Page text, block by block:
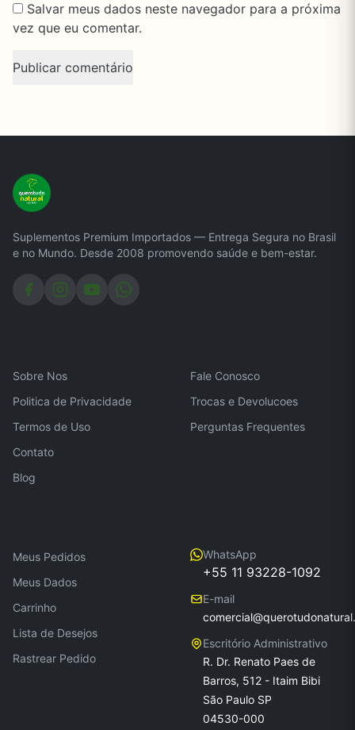
Salvar meus dados neste navegador para a próxima
vez que eu comentar.
Suplementos Premium Importados — Entrega Segura no Brasil
e no Mundo. Desde 2008 promovendo saúde e bem-estar.
Sobre Nos
Politica de Privacidade
Termos de Uso
Contato
Blog
Fale Conosco
Trocas e Devolucoes
Perguntas Frequentes
Meus Pedidos
Meus Dados
Carrinho
Lista de Desejos
Rastrear Pedido
WhatsApp
+55 11 93228-1092
E-mail
Escritório Administrativo
R. Dr. Renato Paes de
Barros, 512 - Itaim Bibi
São Paulo SP
04530-000